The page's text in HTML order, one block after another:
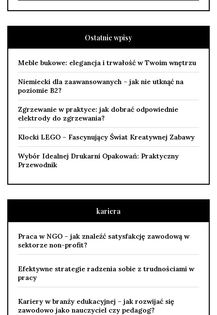
Ostatnie wpisy
Meble bukowe: elegancja i trwałość w Twoim wnętrzu
Niemiecki dla zaawansowanych – jak nie utknąć na
poziomie B2?
Zgrzewanie w praktyce: jak dobrać odpowiednie
elektrody do zgrzewania?
Klocki LEGO – Fascynujący Świat Kreatywnej Zabawy
Wybór Idealnej Drukarni Opakowań: Praktyczny
Przewodnik
kariera
Praca w NGO – jak znaleźć satysfakcję zawodową w
sektorze non-profit?
Efektywne strategie radzenia sobie z trudnościami w
pracy
Kariery w branży edukacyjnej – jak rozwijać się
zawodowo jako nauczyciel czy pedagog?